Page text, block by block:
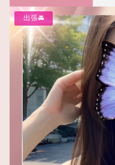
出張🚘